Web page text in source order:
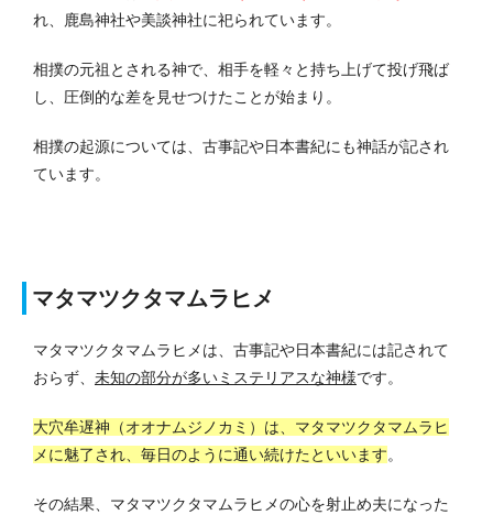
れ、鹿島神社や美談神社に祀られています。
相撲の元祖とされる神で、相手を軽々と持ち上げて投げ飛ば
し、圧倒的な差を見せつけたことが始まり。
相撲の起源については、古事記や日本書紀にも神話が記され
ています。
マタマツクタマムラヒメ
マタマツクタマムラヒメは、古事記や日本書紀には記されて
おらず、 未知の部分が多いミステリアスな神様です。
大穴牟遅神（オオナムジノカミ）は、マタマツクタマムラヒ
メに魅了され、毎日のように通い続けたといいます。
その結果、マタマツクタマムラヒメの心を射止め夫になった